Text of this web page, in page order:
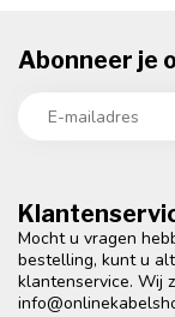
Mocht u vragen
bestelling, kunt u
klantenservice. Wij
Abonneer je